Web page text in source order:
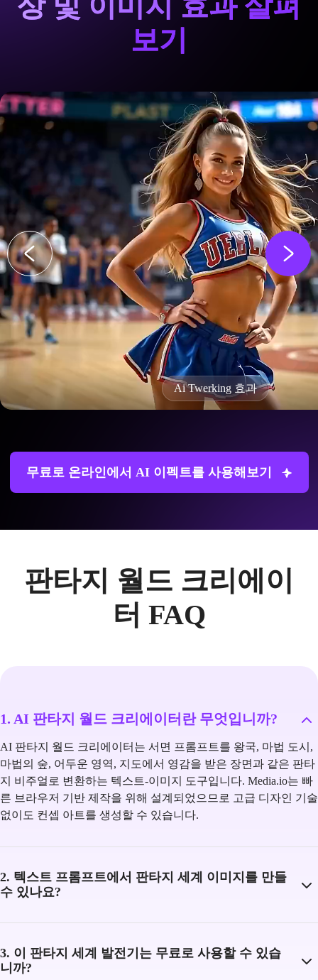
보기
Ai Twerking 효과
무료로 온라인에서 AI 이펙트를 사용해보기
판타지 월드 크리에이
터 FAQ
1. AI 판타지 월드 크리에이터란 무엇입니까?
AI 판타지 월드 크리에이터는 서면 프롬프트를 왕국, 마법 도시,
마법의 숲, 어두운 영역, 지도에서 영감을 받은 장면과 같은 판타
지 비주얼로 변환하는 텍스트-이미지 도구입니다. Media.io는 빠
른 브라우저 기반 제작을 위해 설계되었으므로 고급 디자인 기술
없이도 컨셉 아트를 생성할 수 있습니다.
2. 텍스트 프롬프트에서 판타지 세계 이미지를 만들
수 있나요?
3. 이 판타지 세계 발전기는 무료로 사용할 수 있습
니까?